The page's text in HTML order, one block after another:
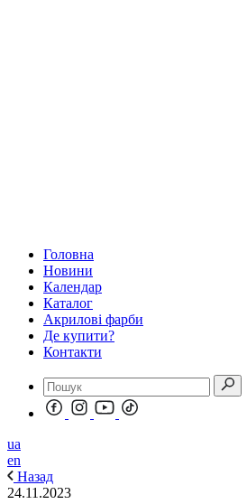
Головна
Новини
Календар
Каталог
Акрилові фарби
Де купити?
Контакти
ua
en
Назад
24.11.2023